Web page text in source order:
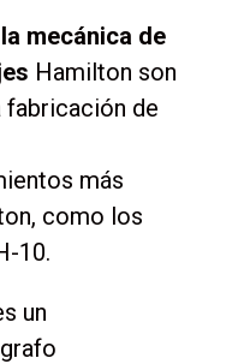
mecánica de
Hamilton son
fabricación de
más
como los
10.
un